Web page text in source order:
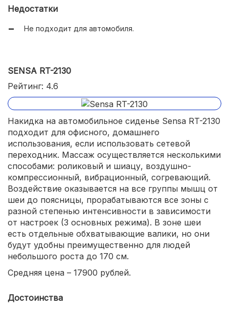
Недостатки
Не подходит для автомобиля.
SENSA RT-2130
Рейтинг: 4.6
Накидка на автомобильное сиденье Sensa RT-2130
подходит для офисного, домашнего
использования, если использовать сетевой
переходник. Массаж осуществляется несколькими
способами: роликовый и шиацу, воздушно-
компрессионный, вибрационный, согревающий.
Воздействие оказывается на все группы мышц от
шеи до поясницы, прорабатываются все зоны с
разной степенью интенсивности в зависимости
от настроек (3 основных режима). В зоне шеи
есть отдельные обхватывающие валики, но они
будут удобны преимущественно для людей
небольшого роста до 170 см.
Средняя цена – 17900 рублей.
Достоинства